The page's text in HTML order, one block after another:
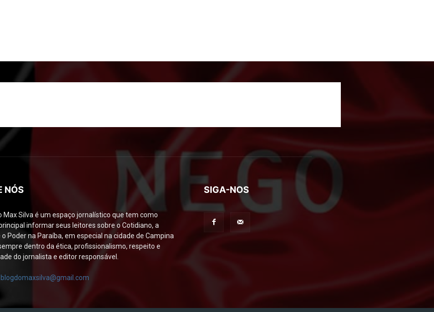
NÓS
Max Silva é um espaço jornalístico que tem como
informar seus leitores sobre o Cotidiano, a
o Poder na Paraíba, em especial na cidade de Campina
dentro da ética, profissionalismo, respeito e
do jornalista e editor responsável.
blogdomaxsilva@gmail.com
SIGA-NOS